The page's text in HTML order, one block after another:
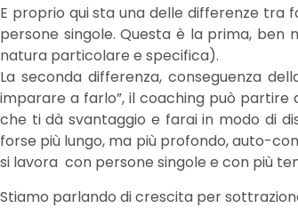
E proprio qui sta una delle differenze tra
persone singole. Questa è la prima,
natura particolare e specifica).
La seconda differenza, conseguenza
imparare a farlo”, il coaching può partire
che ti dà svantaggio e farai in modo di
forse più lungo, ma più profondo, auto-
si lavora con persone singole e con più
Stiamo parlando di crescita per